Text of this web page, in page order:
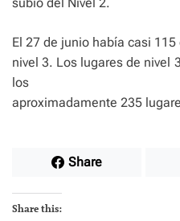
El 27 de junio había casi
nivel 3. Los lugares de nivel
los
aproximadamente 235
Share
Share this: